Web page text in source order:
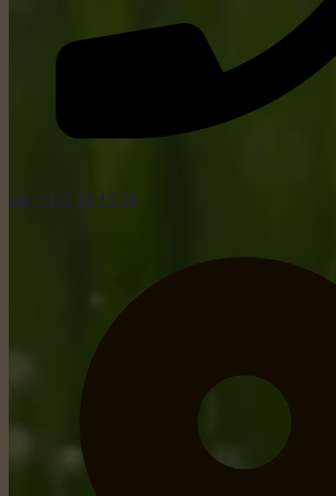
tel: +352 26 15 26